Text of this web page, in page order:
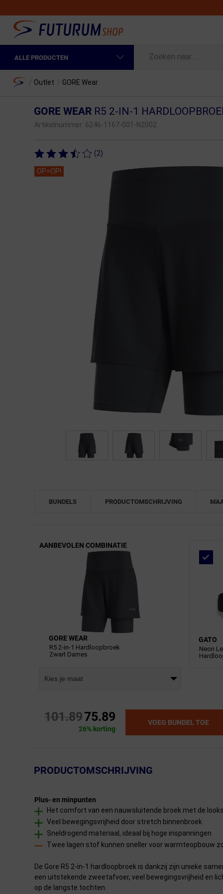
ALLE PRODUCTEN
Fietskleding Heren
Fietsonderdelen
Fietsendragers & Fietskoffers
Overige sporten & cadeaubon
Home Outlet GORE Wear
GORE WEARR5 2-IN-1
Artikelnummer: 6246-1167-001-N2002
(2)
OP=OP!
BUNDELS PRODUCTOMSCHRIJVING
← Terug naar productnavigatie
AANBEVOLEN COMBINATIE
GORE WEAR
R5 2-in-1 Hardloopbroek
Zwart Dames
Kies je maat
GATO
Neon
101.8975.89
26% korting
VOEG BUNDEL TOE
← Terug naar productnavigatie
PRODUCTOMSCHRIJVING
Plus- en minpunten
Het comfort van een nauwsluitende broek met de
Veel bewegingsvrijheid door stretch binnenbroek
Sneldrogend materiaal, ideaal bij hoge inspanningen
Twee lagen stof kunnen sneller voor warmteopbouw
De Gore R5 2-in-1 hardloopbroek is dankzij zijn unieke
een uitstekende zweetafvoer, veel bewegingsvrijheid en
op de langste tochten.